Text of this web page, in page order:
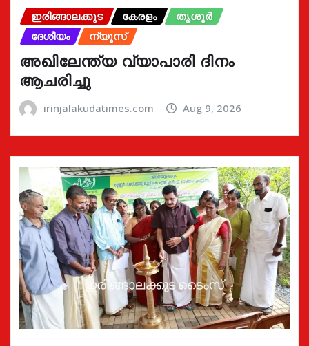
ഇരിങ്ങാലക്കുട കേരളം
തൃശൂർ
ദേശീയം
ന്യൂസ്
അഖിലേന്ത്യ വ്യാപാരി ദിനം
ആചരിച്ചു
irinjalakudatimes.com Aug 9, 2026